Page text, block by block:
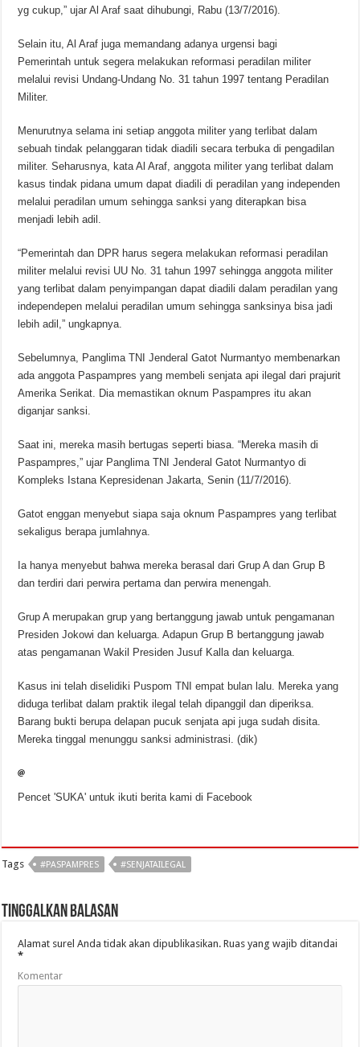
yg cukup,” ujar Al Araf saat dihubungi, Rabu (13/7/2016).
Selain itu, Al Araf juga memandang adanya urgensi bagi
Pemerintah untuk segera melakukan reformasi peradilan militer
melalui revisi Undang-Undang No. 31 tahun 1997 tentang Peradilan
Militer.
Menurutnya selama ini setiap anggota militer yang terlibat dalam
sebuah tindak pelanggaran tidak diadili secara terbuka di pengadilan
militer. Seharusnya, kata Al Araf, anggota militer yang terlibat dalam
kasus tindak pidana umum dapat diadili di peradilan yang independen
melalui peradilan umum sehingga sanksi yang diterapkan bisa
menjadi lebih adil.
“Pemerintah dan DPR harus segera melakukan reformasi peradilan
militer melalui revisi UU No. 31 tahun 1997 sehingga anggota militer
yang terlibat dalam penyimpangan dapat diadili dalam peradilan yang
independepen melalui peradilan umum sehingga sanksinya bisa jadi
lebih adil,” ungkapnya.
Sebelumnya, Panglima TNI Jenderal Gatot Nurmantyo membenarkan
ada anggota Paspampres yang membeli senjata api ilegal dari prajurit
Amerika Serikat. Dia memastikan oknum Paspampres itu akan
diganjar sanksi.
Saat ini, mereka masih bertugas seperti biasa. “Mereka masih di
Paspampres,” ujar Panglima TNI Jenderal Gatot Nurmantyo di
Kompleks Istana Kepresidenan Jakarta, Senin (11/7/2016).
Gatot enggan menyebut siapa saja oknum Paspampres yang terlibat
sekaligus berapa jumlahnya.
Ia hanya menyebut bahwa mereka berasal dari Grup A dan Grup B
dan terdiri dari perwira pertama dan perwira menengah.
Grup A merupakan grup yang bertanggung jawab untuk pengamanan
Presiden Jokowi dan keluarga. Adapun Grup B bertanggung jawab
atas pengamanan Wakil Presiden Jusuf Kalla dan keluarga.
Kasus ini telah diselidiki Puspom TNI empat bulan lalu. Mereka yang
diduga terlibat dalam praktik ilegal telah dipanggil dan diperiksa.
Barang bukti berupa delapan pucuk senjata api juga sudah disita.
Mereka tinggal menunggu sanksi administrasi. (dik)
Pencet 'SUKA' untuk ikuti berita kami di Facebook
Tags #PASPAMPRES #SENJATAILEGAL
Tinggalkan Balasan
Alamat surel Anda tidak akan dipublikasikan. Ruas yang wajib ditandai
*
Komentar